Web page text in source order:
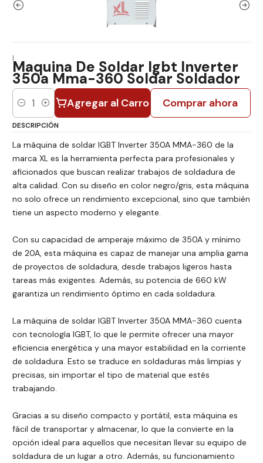
|Maquina De Soldar Igbt Inverter
350a Mma-360 Soldar Soldador
Cantidad Agregar al Carro Comprar ahora
DESCRIPCIÓN
La máquina de soldar IGBT Inverter 350A MMA-360 de la
marca XL es la herramienta perfecta para profesionales y
aficionados que buscan realizar trabajos de soldadura de
alta calidad. Con su diseño en color negro/gris, esta máquina
no solo ofrece un rendimiento excepcional, sino que también
tiene un aspecto moderno y elegante.
Con su capacidad de amperaje máximo de 350A y mínimo
de 20A, esta máquina es capaz de manejar una amplia gama
de proyectos de soldadura, desde trabajos ligeros hasta
tareas más exigentes. Además, su potencia de 660 kW
garantiza un rendimiento óptimo en cada soldadura.
La máquina de soldar IGBT Inverter 350A MMA-360 cuenta
con tecnología IGBT, lo que le permite ofrecer una mayor
eficiencia energética y una mayor estabilidad en la corriente
de soldadura. Esto se traduce en soldaduras más limpias y
precisas, sin importar el tipo de material que estés
trabajando.
Gracias a su diseño compacto y portátil, esta máquina es
fácil de transportar y almacenar, lo que la convierte en la
opción ideal para aquellos que necesitan llevar su equipo de
soldadura de un lugar a otro. Además, su funcionamiento